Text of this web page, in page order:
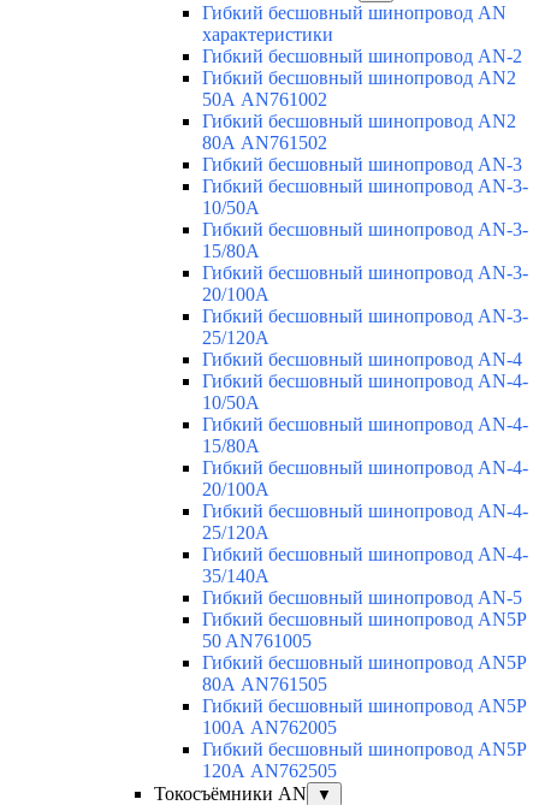
Гибкий бесшовный шинопровод AN
характеристики
Гибкий бесшовный шинопровод AN-2
Гибкий бесшовный шинопровод AN2
50А AN761002
Гибкий бесшовный шинопровод AN2
80А AN761502
Гибкий бесшовный шинопровод AN-3
Гибкий бесшовный шинопровод AN-3-
10/50A
Гибкий бесшовный шинопровод AN-3-
15/80A
Гибкий бесшовный шинопровод AN-3-
20/100A
Гибкий бесшовный шинопровод AN-3-
25/120A
Гибкий бесшовный шинопровод AN-4
Гибкий бесшовный шинопровод AN-4-
10/50A
Гибкий бесшовный шинопровод AN-4-
15/80A
Гибкий бесшовный шинопровод AN-4-
20/100A
Гибкий бесшовный шинопровод AN-4-
25/120A
Гибкий бесшовный шинопровод AN-4-
35/140A
Гибкий бесшовный шинопровод AN-5
Гибкий бесшовный шинопровод AN5P
50 AN761005
Гибкий бесшовный шинопровод AN5P
80А AN761505
Гибкий бесшовный шинопровод AN5P
100А AN762005
Гибкий бесшовный шинопровод AN5P
120А AN762505
Токосъёмники AN
▼